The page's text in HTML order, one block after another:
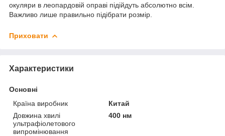
окуляри в леопардовій оправі підійдуть абсолютно всім.
Важливо лише правильно підібрати розмір.
Приховати
Характеристики
Основні
Країна виробник
Китай
Довжина хвилі
ультрафіолетового
випромінювання
400 нм